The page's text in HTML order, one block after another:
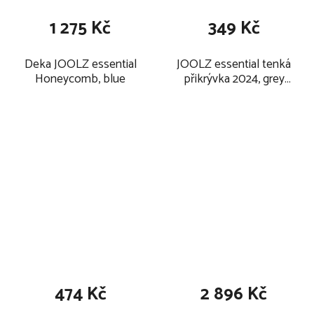
Deka JOOLZ essential
Honeycomb, blue
1 275 Kč
JOOLZ essential tenká
přikrývka 2024, grey
349 Kč
474 Kč 2 896 Kč